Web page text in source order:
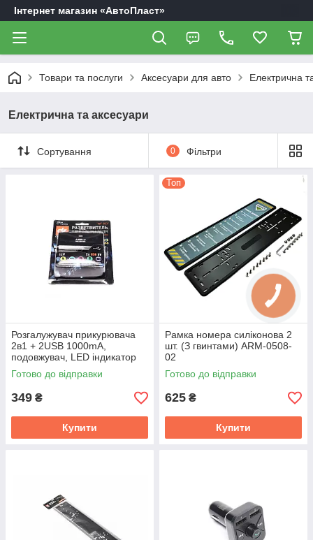
Інтернет магазин «АвтоПласт»
Товари та послуги Аксесуари для авто Електрична
Електрична та аксесуари
Сортування 0 Фільтри
Розгалужувач прикурювача
2в1 + 2USB 1000mA,
подовжувач, LED індикатор
(ДК) WF-023
Готово до відправки
349 ₴
Купити
Топ
Рамка номера силіконова 2
шт. (З гвинтами) ARM-0508-
02
Готово до відправки
625 ₴
Купити